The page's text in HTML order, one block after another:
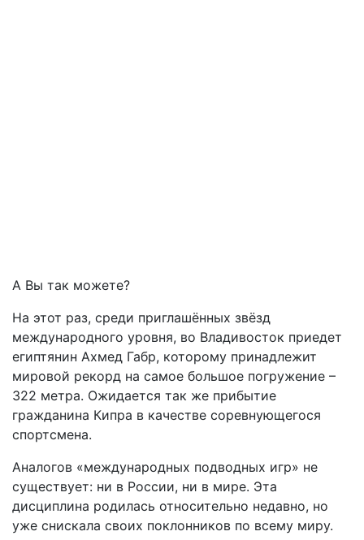
А Вы так можете?
На этот раз, среди приглашённых звёзд
международного уровня, во Владивосток приедет
египтянин Ахмед Габр, которому принадлежит
мировой рекорд на самое большое погружение –
322 метра. Ожидается так же прибытие
гражданина Кипра в качестве соревнующегося
спортсмена.
Аналогов «международных подводных игр» не
существует: ни в России, ни в мире. Эта
дисциплина родилась относительно недавно, но
уже снискала своих поклонников по всему миру.